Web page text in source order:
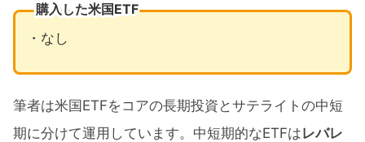
購入した米国ETF
・なし
筆者は米国ETFをコアの長期投資とサテライトの中短
期に分けて運用しています。中短期的なETFはレバレ